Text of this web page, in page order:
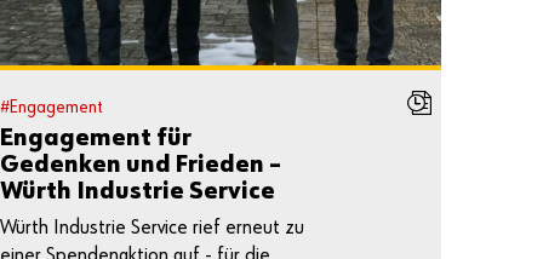
Anmeldedaten
merken
#Engagement
Engagement für
Gedenken und Frieden –
Würth Industrie Service
spendet 2.200 Euro
Würth Industrie Service rief erneut zu